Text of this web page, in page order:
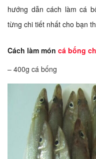
hướng dẫn cách làm cá
từng chi tiết nhất cho bạn
Cách làm món cá bống
– 400g cá bống